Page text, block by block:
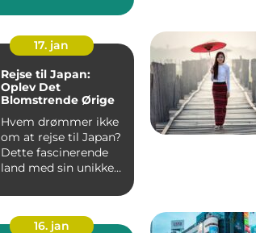
efter u...
17. jan
Rejse til Japan:
Oplev Det
Blomstrende Ørige
Hvem drømmer ikke
om at rejse til Japan?
Dette fascinerende
land med sin unikke
16. jan